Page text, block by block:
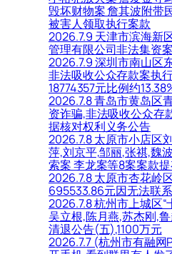
毁坏财物案 詹其波附带
被害人领取执行案款
2026.7.9 天津市滨海新
管理有限公司非法集资
2026.7.9 深圳市南山区
非法吸收公众存款案执
18774357元比例约
2026.7.8 青岛市黄岛区
资诈骗,非法吸收公众存
据核对权利义务公告
2026.7.8 太原市小店区
萍,刘京平,邹丽,张祺,魏
索案 李龙案等8案案款
2026.7.8 太原市杏花岭
695533.86元因无法联
2026.7.8 杭州市上城区“
吴立根,陈月燕,苏杰刚,
清退公告(五),1100万元
2026.7.7 (杭州市有融网